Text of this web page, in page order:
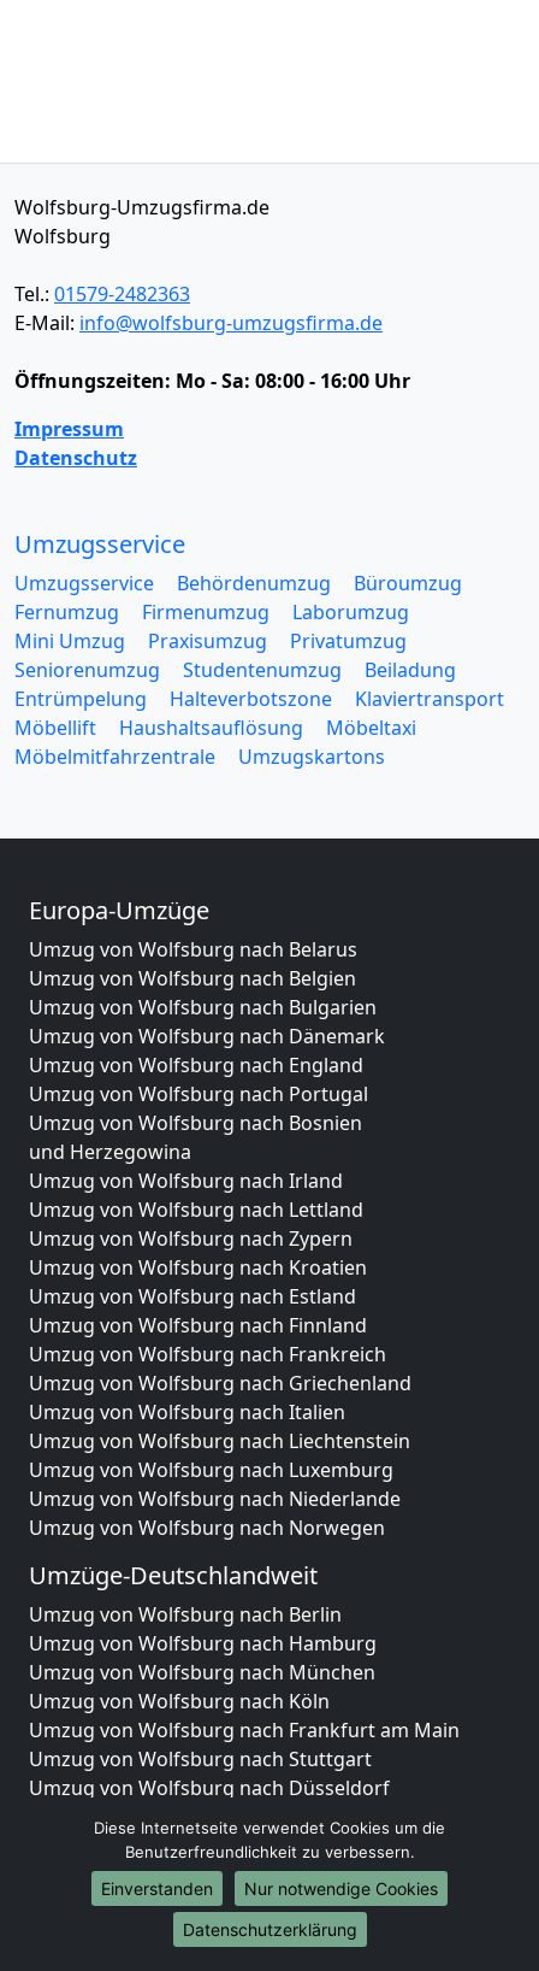
Wolfsburg-Umzugsfirma.de
Wolfsburg
Tel.: 01579-2482363
E-Mail: info@wolfsburg-umzugsfirma.de
Öffnungszeiten: Mo - Sa: 08:00 - 16:00 Uhr
Impressum
Datenschutz
Umzugsservice
Umzugsservice Behördenumzug
Büroumzug
Fernumzug
Firmenumzug
Laborumzug
Mini Umzug
Praxisumzug
Privatumzug
Seniorenumzug
Studentenumzug
Beiladung
Entrümpelung
Halteverbotszone
Klaviertransport
Möbellift
Haushaltsauflösung
Möbeltaxi
Möbelmitfahrzentrale
Umzugskartons
Europa-Umzüge
Umzug von Wolfsburg nach Belarus
Umzug von Wolfsburg nach Belgien
Umzug von Wolfsburg nach Bulgarien
Umzug von Wolfsburg nach Dänemark
Umzug von Wolfsburg nach England
Umzug von Wolfsburg nach Portugal
Umzug von Wolfsburg nach Bosnien
und Herzegowina
Umzug von Wolfsburg nach Irland
Umzug von Wolfsburg nach Lettland
Umzug von Wolfsburg nach Zypern
Umzug von Wolfsburg nach Kroatien
Umzug von Wolfsburg nach Estland
Umzug von Wolfsburg nach Finnland
Umzug von Wolfsburg nach Frankreich
Umzug von Wolfsburg nach Griechenland
Umzug von Wolfsburg nach Italien
Umzug von Wolfsburg nach Liechtenstein
Umzug von Wolfsburg nach Luxemburg
Umzug von Wolfsburg nach Niederlande
Umzug von Wolfsburg nach Norwegen
Umzüge-Deutschlandweit
Umzug von Wolfsburg nach Berlin
Umzug von Wolfsburg nach Hamburg
Umzug von Wolfsburg nach München
Umzug von Wolfsburg nach Köln
Umzug von Wolfsburg nach Frankfurt am Main
Umzug von Wolfsburg nach Stuttgart
Umzug von Wolfsburg nach Düsseldorf
Umzug von Wolfsburg nach Leipzig
Umzug von Wolfsburg nach Dortmund
Umzug von Wolfsburg nach Essen
Umzug von Wolfsburg nach Bremen
Umzug von Wolfsburg nach Dresden
Diese Internetseite verwendet Cookies um die
Benutzerfreundlichkeit zu verbessern.
Einverstanden
Nur notwendige Cookies
Datenschutzerklärung